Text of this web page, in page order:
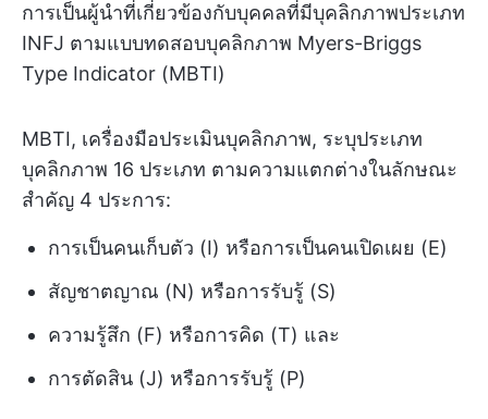
การเป็นผู้นำที่เกี่ยวข้องกับบุคคลที่มีบุคลิกภาพประเภท
INFJ ตามแบบทดสอบบุคลิกภาพ Myers-Briggs
Type Indicator (MBTI)
MBTI, เครื่องมือประเมินบุคลิกภาพ, ระบุประเภท
บุคลิกภาพ 16 ประเภท ตามความแตกต่างในลักษณะ
สำคัญ 4 ประการ:
การเป็นคนเก็บตัว (I) หรือการเป็นคนเปิดเผย (E)
สัญชาตญาณ (N) หรือการรับรู้ (S)
ความรู้สึก (F) หรือการคิด (T) และ
การตัดสิน (J) หรือการรับรู้ (P)